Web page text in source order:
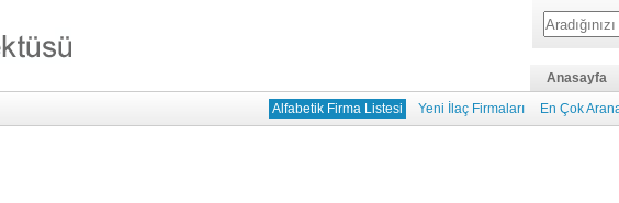
Anasayfa
Alfabetik Firma Listesi Yeni İlaç Firmaları En Çok